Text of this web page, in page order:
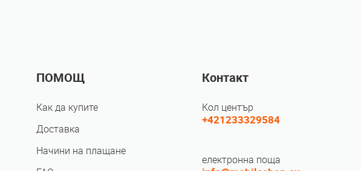
ПОМОЩ
Как да купите
Доставка
Начини на плащане
Контакт
Кол център
+421233329584
електронна поща